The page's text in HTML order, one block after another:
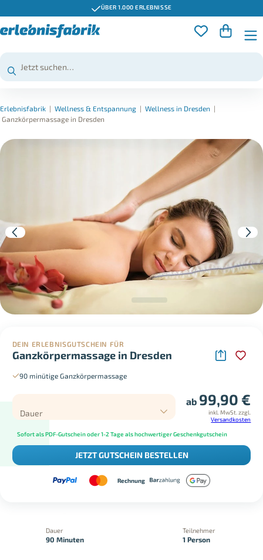
ÜBER 1.000 ERLEBNISSE
Erlebnisfabrik | Wellness & Entspannung | Wellness in Dresden |
Ganzkörpermassage in Dresden
DEIN ERLEBNISGUTSCHEIN FÜR
Ganzkörpermassage in Dresden
90 minütige Ganzkörpermassage
Dauer
ab 99,90 €
inkl. MwSt. zzgl.
Versandkosten
Sofort als PDF-Gutschein oder 1-2 Tage als hochwertiger Geschenkgutschein
JETZT GUTSCHEIN BESTELLEN
Rechnung
Dauer
90 Minuten
Teilnehmer
1 Person